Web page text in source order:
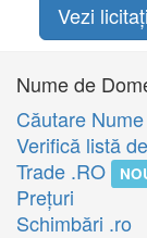
Vezi
Nume de
Căutare
Verifică listă
Trade .RO
Preţuri
Schimbări .ro